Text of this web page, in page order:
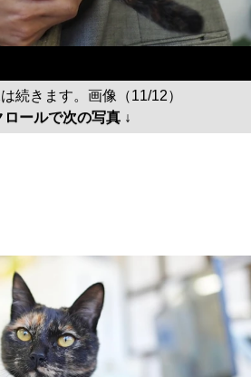
続きます。画像（11/12）
ロールで次の写真 ↓